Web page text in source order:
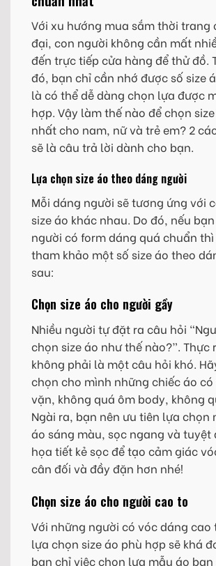
Với xu hướng mua sắm thời trang
đại, con người không cần mất
đến trực tiếp cửa hàng để thử đồ.
đó, bạn chỉ cần nhớ được số size
là có thể dễ dàng chọn lựa được
hợp. Vậy làm thế nào để chọn
nhất cho nam, nữ và trẻ em? 2
sẽ là câu trả lời dành cho bạn.
Lựa chọn size áo theo dáng người
Mỗi dáng người sẽ tương ứng với
size áo khác nhau. Do đó, nếu
người có form dáng quá chuẩn
tham khảo một số size áo theo
sau:
Chọn size áo cho người gầy
Nhiều người tự đặt ra câu hỏi
chọn size áo như thế nào?”. Thực
không phải là một câu hỏi khó.
chọn cho mình những chiếc áo
vặn, không quá ôm body, không
Ngài ra, bạn nên ưu tiên lựa chọn
áo sáng màu, sọc ngang và tuyệt
họa tiết kẻ sọc để tạo cảm giác
cân đối và đầy đặn hơn nhé!
Chọn size áo cho người cao to
Với những người có vóc dáng cao
lựa chọn size áo phù hợp sẽ khá
bạn chỉ việc chọn lựa mẫu áo